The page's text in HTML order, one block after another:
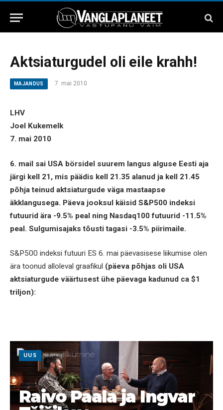
Aktsiaturgudel oli eile krahh!
MAJANDUS 7. mai 2010
LHV
Joel Kukemelk
7. mai 2010
6. mail sai USA börsidel suurem langus alguse Eesti aja
järgi kell 21, mis päädis kell 21.35 alanud ja kell 21.45
põhja teinud aktsiaturgude väga mastaapse
äkklangusega. Päeva jooksul käisid S&P500 indeksi
futuurid ära -9.5% peal ning Nasdaq100 futuurid -11.5%
peal. Sulgumisajaks tõusti tagasi -3.5% piirimaile.
S&P500 indeksi futuuri ES 6. mai päevasisese liikumise olen
ära toonud alloleval graafikul (päeva põhjas oli USA
aktsiaturgude väärtusest ühe päevaga kadunud ca $1
triljon):
UUS
Raivo Paala ja Ingvar